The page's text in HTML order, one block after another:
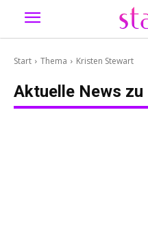
Start Thema Kristen Stewart
Aktuelle News zu